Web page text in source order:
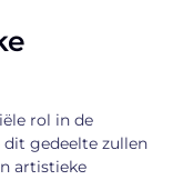
rol in de
gedeelte zullen
artistieke